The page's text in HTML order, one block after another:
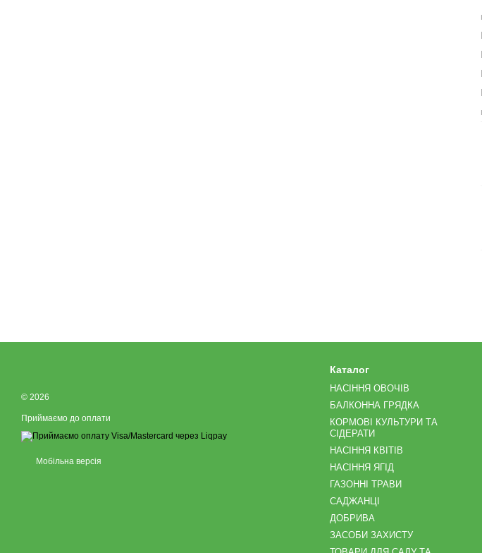
© 2026
Приймаємо до оплати
Мобільна версія
Каталог
НАСІННЯ ОВОЧІВ
БАЛКОННА ГРЯДКА
КОРМОВІ КУЛЬТУРИ ТА
СІДЕРАТИ
НАСІННЯ КВІТІВ
НАСІННЯ ЯГІД
ГАЗОННІ ТРАВИ
САДЖАНЦІ
ДОБРИВА
ЗАСОБИ ЗАХИСТУ